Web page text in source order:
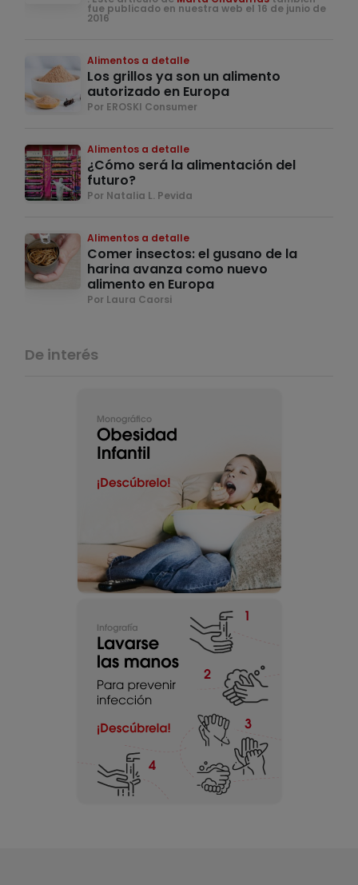
fue publicado en nuestra web el 16 de junio de
2016
Alimentos a detalle
Los grillos ya son un alimento
autorizado en Europa
Por EROSKI Consumer
Alimentos a detalle
¿Cómo será la alimentación del
futuro?
Por Natalia L. Pevida
Alimentos a detalle
Comer insectos: el gusano de la
harina avanza como nuevo
alimento en Europa
Por Laura Caorsi
De interés